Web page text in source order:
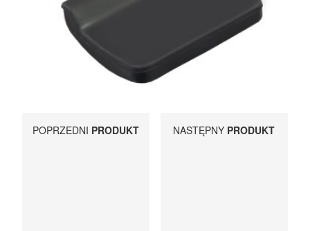
POPRZEDNI PRODUKT NASTĘPNY PRODUKT